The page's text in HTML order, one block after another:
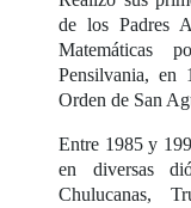
de los Padres
Matemáticas
Pensilvania, en
Orden de San
Entre 1985 y
en diversas
Chulucanas,